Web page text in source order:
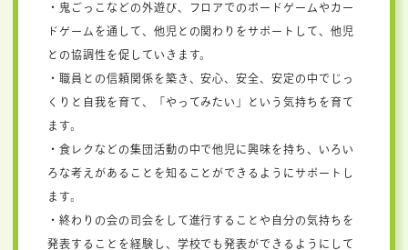
・鬼ごっこなどの外遊び、フロアでのボードゲームやカー
ドゲームを通して、他児との関わりをサポートして、他児
との協調性を促していきます。
・職員との信頼関係を築き、安心、安全、安定の中でじっ
くりと自我を育て、「やってみたい」という気持ちを育て
ます。
・食レクなどの集団活動の中で他児に興味を持ち、いろい
ろな考えがあることを知ることができるようにサポートし
ます。
・終わりの会の司会をして進行することや自分の気持ちを
発表することを経験し、学校でも発表ができるようにして